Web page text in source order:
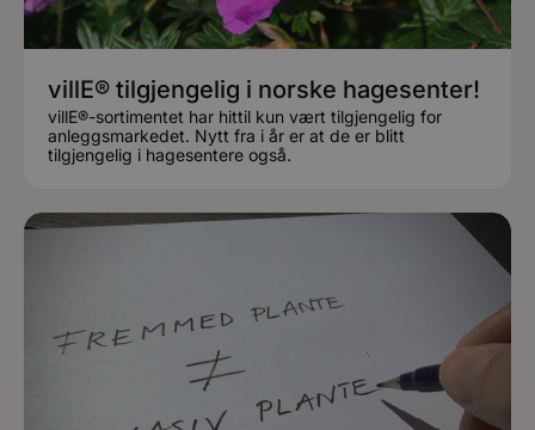
villE® tilgjengelig i norske hagesenter!
villE®-sortimentet har hittil kun vært tilgjengelig for
anleggsmarkedet. Nytt fra i år er at de er blitt
tilgjengelig i hagesentere også.